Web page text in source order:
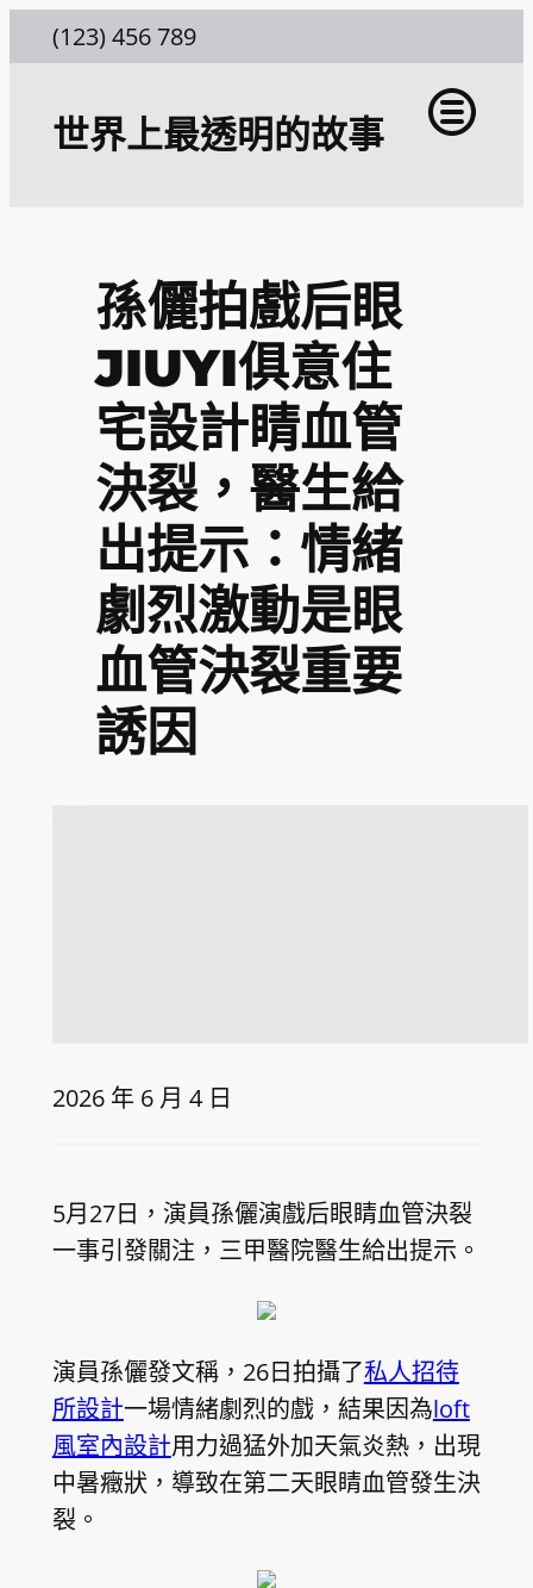
至
(123) 456 789
世界上最透明的故事
孫儷拍戲后眼
JIUYI俱意住
宅設計睛血管
決裂，醫生給
出提示：情緒
劇烈激動是眼
血管決裂重要
誘因
2026 年 6 月 4 日
5月27日，演員孫儷演戲后眼睛血管決裂
一事引發關注，三甲醫院醫生給出提示。
演員孫儷發文稱，26日拍攝了私人招待
所設計一場情緒劇烈的戲，結果因為loft
風室內設計用力過猛外加天氣炎熱，出現
中暑癥狀，導致在第二天眼睛血管發生決
裂。